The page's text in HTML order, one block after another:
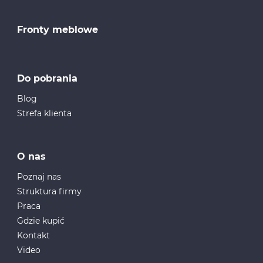
Fronty meblowe
Do pobrania
Blog
Strefa klienta
O nas
Poznaj nas
Struktura firmy
Praca
Gdzie kupić
Kontakt
Video